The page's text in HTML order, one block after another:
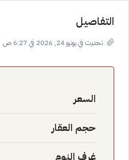
التفاصيل
تحديث في يونيو 24, 2026 في 6:27 ص
السعر
حجم العقار
غرف النوم